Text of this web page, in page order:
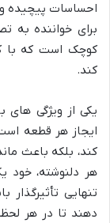
احساسات پیچیده و
برای خواننده به
کوچک است که با
کند.
یکی از ویژگی های
ایجاز هر قطعه
کند، بلکه باعث
هر دلنوشته،
تنهایی
دهند تا در هر